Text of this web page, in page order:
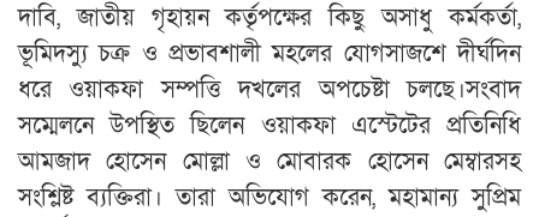
দাবি, জাতীয় গৃহায়ন কর্তৃপক্ষের কিছু অসাধু কর্মকর্তা,
ভূমিদস্যু চক্র ও প্রভাবশালী মহলের যোগসাজশে দীর্ঘদিন
ধরে ওয়াকফা সম্পত্তি দখলের অপচেষ্টা চলছে।সংবাদ
সম্মেলনে উপস্থিত ছিলেন ওয়াকফা এস্টেটের প্রতিনিধি
আমজাদ হোসেন মোল্লা ও মোবারক হোসেন মেম্বারসহ
সংশ্লিষ্ট ব্যক্তিরা। তারা অভিযোগ করেন, মহামান্য সুপ্রিম